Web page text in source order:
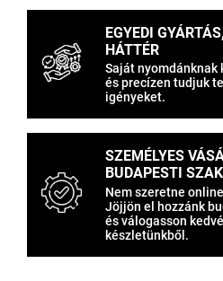
EGYEDI
HÁTTÉR
Saját nyomdánknak
és precízen tudjuk
igényeket.
SZEMÉLYES
BUDAPESTI
Nem szeretne
Jöjjön el hozzánk
és válogasson
készletünkből.